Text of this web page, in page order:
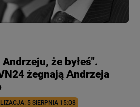
że byłeś".
żegnają Andrzeja
5 SIERPNIA 15:08